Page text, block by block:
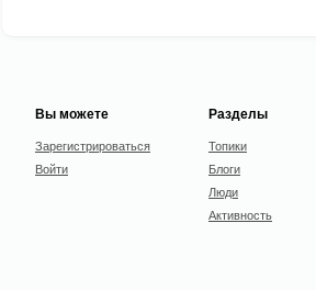
Вы можете
Зарегистрироваться
Войти
Разделы
Топики
Блоги
Люди
Активность